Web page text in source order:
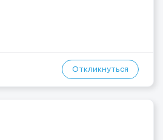
- ПН по ВС, выходные плавающие
Откликнуться